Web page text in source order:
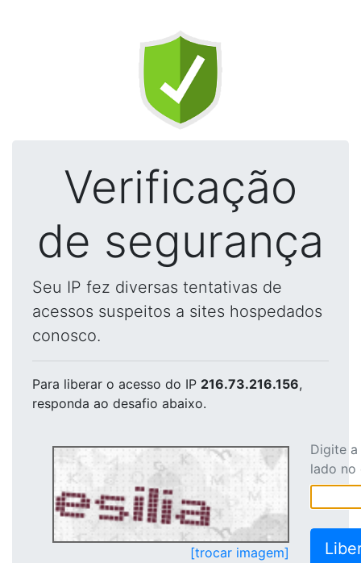
Verificação
de segurança
Seu IP fez diversas tentativas de
acessos suspeitos a sites hospedados
conosco.
Para liberar o acesso do IP 216.73.216.156,
responda ao desafio abaixo.
[trocar imagem]
Digite
lado no